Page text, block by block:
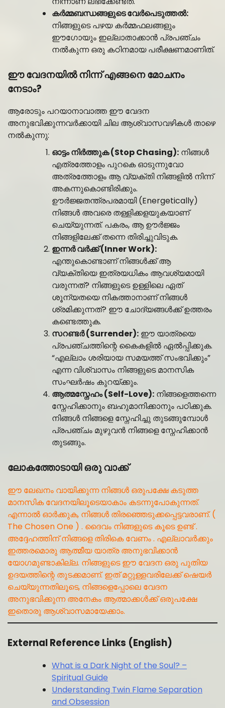
കർമ്മബന്ധങ്ങളുടെ വേർപെടുത്തൽ:
നിങ്ങളുടെ പഴയ കർമ്മഫലങ്ങളും
ഈഗോയും ഇല്ലാതാക്കാൻ പ്രപഞ്ചം
നൽകുന്ന ഒരു കഠിനമായ പരീക്ഷണമാണിത്.
ഈ വേദനയിൽ നിന്ന് എങ്ങനെ മോചനം
നേടാം?
ആരോടും പറയാനാവാത്ത ഈ വേദന
അനുഭവിക്കുന്നവർക്കായി ചില ആശ്വാസവഴികൾ താഴെ
നൽകുന്നു:
ഓട്ടം നിർത്തുക (Stop Chasing): നിങ്ങൾ
എത്രത്തോളം പുറകെ ഓടുന്നുവോ
അത്രത്തോളം ആ വ്യക്തി നിങ്ങളിൽ നിന്ന്
അകന്നുകൊണ്ടിരിക്കും.
ഊർജ്ജതന്ത്രപരമായി (Energetically)
നിങ്ങൾ അവരെ തള്ളിക്കളയുകയാണ്
ചെയ്യുന്നത്. പകരം, ആ ഊർജ്ജം
നിങ്ങളിലേക്ക് തന്നെ തിരിച്ചുവിടുക.
ഇന്നർ വർക്ക് (Inner Work):
എന്തുകൊണ്ടാണ് നിങ്ങൾക്ക് ആ
വ്യക്തിയെ ഇത്രയധികം ആവശ്യമായി
വരുന്നത്? നിങ്ങളുടെ ഉള്ളിലെ ഏത്
ശൂന്യതയെ നികത്താനാണ് നിങ്ങൾ
ശ്രമിക്കുന്നത്? ഈ ചോദ്യങ്ങൾക്ക് ഉത്തരം
കണ്ടെത്തുക.
സറണ്ടർ (Surrender): ഈ യാത്രയെ
പ്രപഞ്ചത്തിന്റെ കൈകളിൽ ഏൽപ്പിക്കുക.
“എല്ലാം ശരിയായ സമയത്ത് സംഭവിക്കും”
എന്ന വിശ്വാസം നിങ്ങളുടെ മാനസിക
സംഘർഷം കുറയ്ക്കും.
ആത്മസ്നേഹം (Self-Love): നിങ്ങളെത്തന്നെ
സ്നേഹിക്കാനും ബഹുമാനിക്കാനും പഠിക്കുക.
നിങ്ങൾ നിങ്ങളെ സ്നേഹിച്ചു തുടങ്ങുമ്പോൾ
പ്രപഞ്ചം മുഴുവൻ നിങ്ങളെ സ്നേഹിക്കാൻ
തുടങ്ങും.
ലോകത്തോടായി ഒരു വാക്ക്
ഈ ലേഖനം വായിക്കുന്ന നിങ്ങൾ ഒരുപക്ഷേ കടുത്ത
മാനസിക വേദനയിലൂടെയാകാം കടന്നുപോകുന്നത്.
എന്നാൽ ഓർക്കുക, നിങ്ങൾ തിരഞ്ഞെടുക്കപ്പെട്ടവരാണ്. (
The Chosen One ) . ദൈവം നിങ്ങളുടെ കൂടെ ഉണ്ട് .
അദ്ദേഹത്തിന് നിങ്ങളെ തിരികെ വേണം . എല്ലാവർക്കും
ഇത്തരമൊരു ആത്മീയ യാത്ര അനുഭവിക്കാൻ
യോഗമുണ്ടാകില്ല. നിങ്ങളുടെ ഈ വേദന ഒരു പുതിയ
ഉദയത്തിന്റെ തുടക്കമാണ്. ഇത് മറ്റുള്ളവരിലേക്ക് ഷെയർ
ചെയ്യുന്നതിലൂടെ, നിങ്ങളെപ്പോലെ വേദന
അനുഭവിക്കുന്ന അനേകം ആത്മാക്കൾക്ക് ഒരുപക്ഷേ
ഇതൊരു ആശ്വാസമായേക്കാം.
External Reference Links (English)
What is a Dark Night of the Soul? –
Spiritual Guide
Understanding Twin Flame Separation
and Obsession